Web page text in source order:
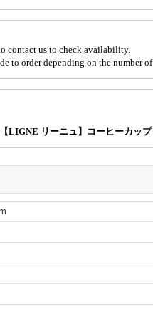
contact us to check availability.
to order depending on the number of
【LIGNE リーニュ】コーヒーカッ